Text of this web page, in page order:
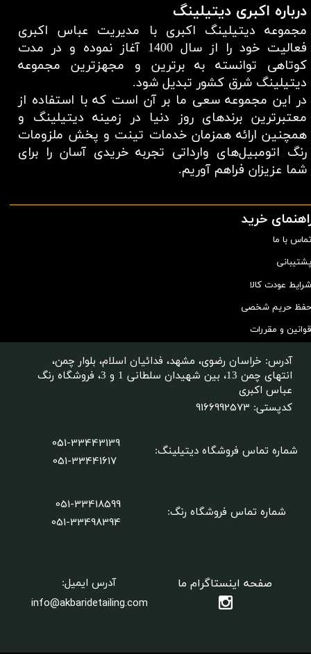
درباره اکبری دیتیلینگ
مجموعه دیتیلینگ اکبری با مدیریت عباس اکبری
فعالیت خود را از سال 1400 آغاز نموده و در مدت
کوتاهی توانسته به برترین و مجهزترین مجموعه
دیتیلینگ شرق کشور تبدیل شود.
در این مجموعه سعی ما بر آن است که با استفاده از
معتبر‌ترین برند‌های روز دنیا در زمینه دیتیلینگ و
همچنین ارائه همزمان خدمات تینت و پخش ملزومات
رنگ اتومبیل‌های وارداتی تجربه خریدی آسان را برای
شما عزیزان فراهم آوریم.​​​​​​​
خرید
تماس با ما
پشتیبانی
شرایط عودت کالا
حفظ حریم شخصی
قوانین و مقررات
شماره تماس فروشگاه دیتیلینگ:
آدرس ایمیل:
info@akbaridetailing.com
صفحه اینستاگرام ما
051-33443139
051-33441617
آدرس: خراسان رضوی، مشهد، فدائیان اسلام، بلوار چمن،
انتهای چمن 13، بین شهیدان سلطانی 1 و 3، فروشگاه رنگ
عباس اکبری
کدپستی: 9166992573
شماره تماس فروشگاه رنگ:
051-33418599
​​​​​​​051-33498394